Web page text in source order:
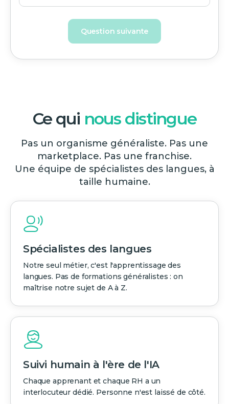
Question suivante
Ce qui nous distingue
Pas un organisme généraliste. Pas une
marketplace. Pas une franchise.
Une équipe de spécialistes des langues, à
taille humaine.
Spécialistes des langues
Notre seul métier, c'est l'apprentissage des
langues. Pas de formations généralistes : on
maîtrise notre sujet de A à Z.
Suivi humain à l'ère de l'IA
Chaque apprenant et chaque RH a un
interlocuteur dédié. Personne n'est laissé de côté.